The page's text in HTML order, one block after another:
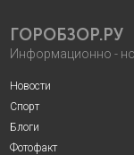
ГОРОБЗОР.РУ
Информационно -
Новости
Спорт
Блоги
Фотофакт